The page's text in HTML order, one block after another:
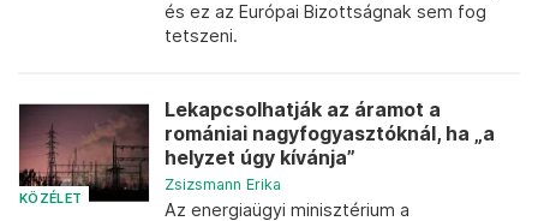
és ez az Európai Bizottságnak sem fog
tetszeni.
KÖZÉLET
Lekapcsolhatják az áramot a
romániai nagyfogyasztóknál, ha „a
helyzet úgy kívánja”
Zsizsmann Erika
Az energiaügyi minisztérium a